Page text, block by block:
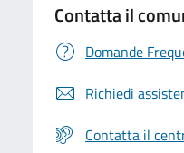
Contatta il
Domande
Richiedi
Contatta il